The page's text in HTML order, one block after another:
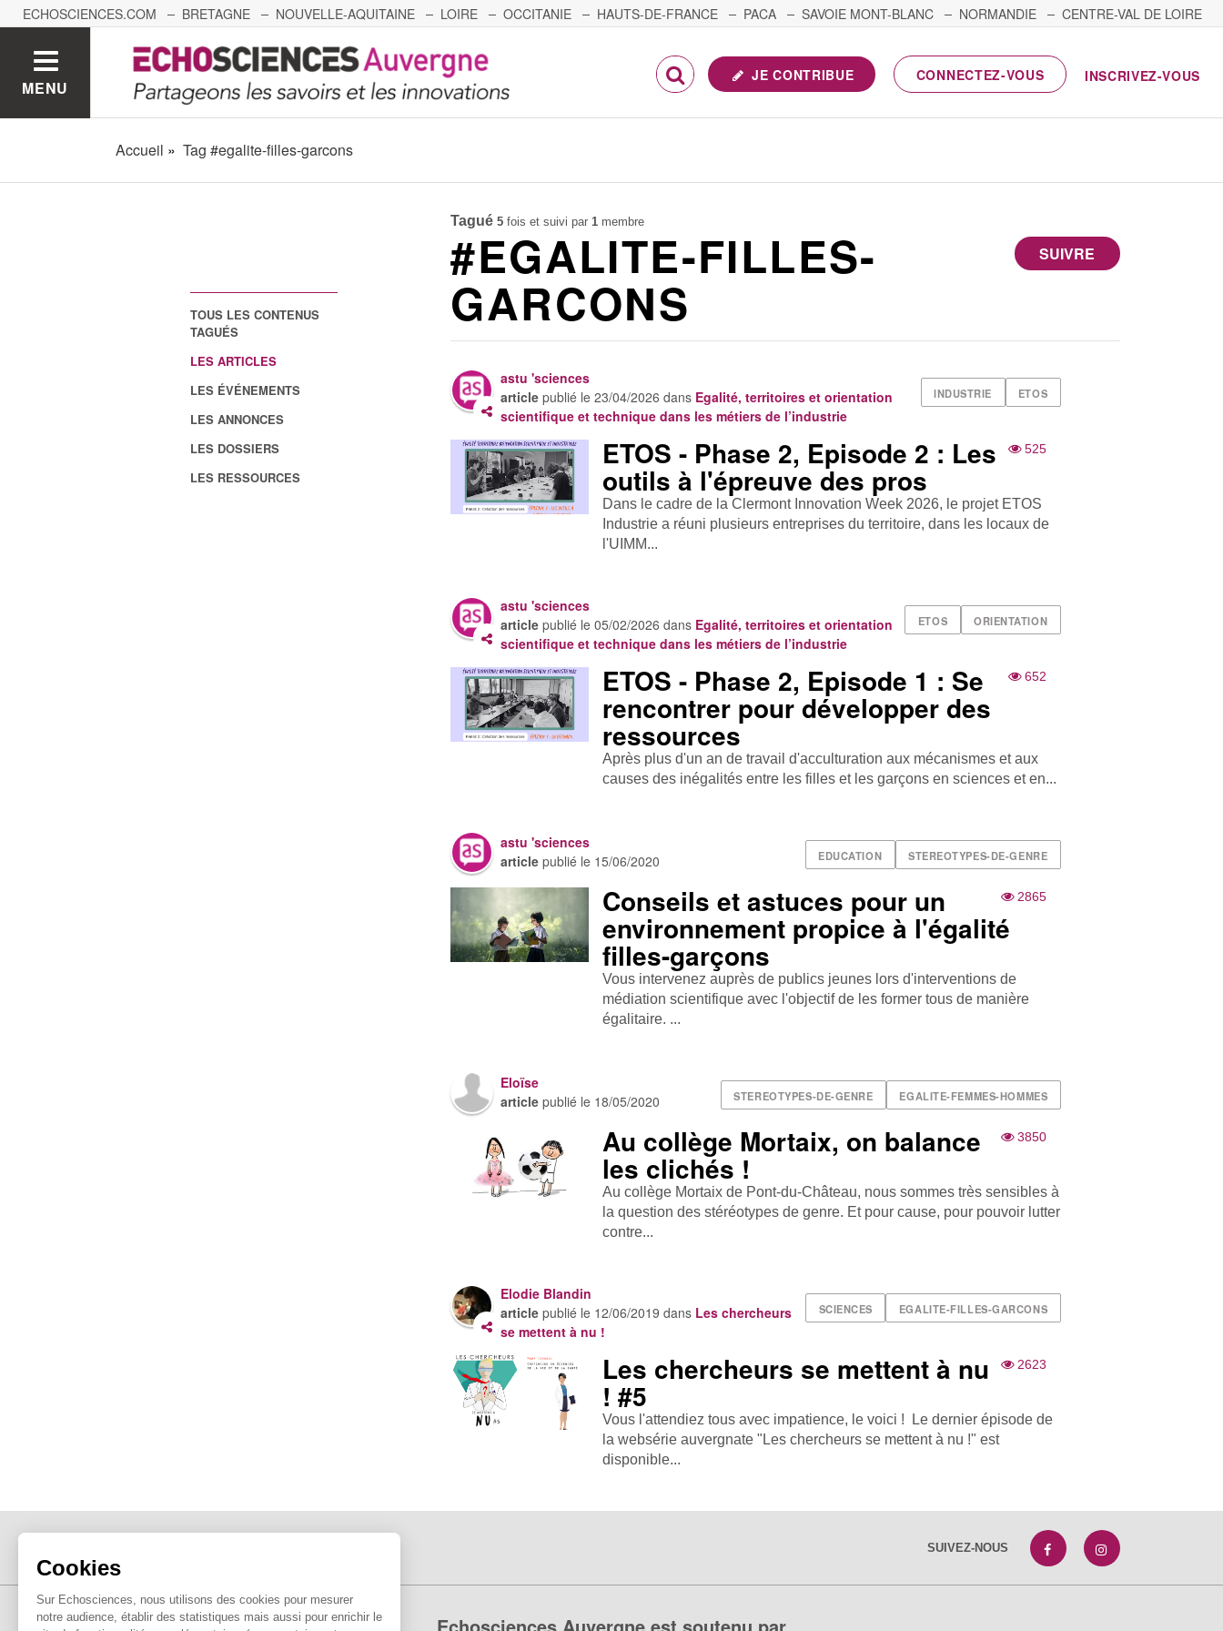
Cookies
Sur Echosciences, nous utilisons des cookies pour mesurer
notre audience, établir des statistiques mais aussi pour enrichir le
ECHOSCIENCES.COM BRETAGNE NOUVELLE-AQUITAINE LOIRE OCCITANIE HAUTS-DE-FRANCE PACA SAVOIE MONT-BLANC NORMANDIE
CENTRE-VAL DE LOIRE
GRENOBLE GRAND EST BOURGOGNE-FRANCHE-COMTÉ
MENU
JE CONTRIBUE CONNECTEZ-VOUS INSCRIVEZ-VOUS
Accueil Tag #egalite-filles-garcons
TOUS LES CONTENUS
TAGUÉS
LES ARTICLES
LES ÉVÉNEMENTS
LES ANNONCES
LES DOSSIERS
LES RESSOURCES
Tagué 5 fois et suivi par1 membre
SUIVRE
#EGALITE-FILLES-
GARCONS
INDUSTRIE ETOS
astu 'sciences
article publié le23/04/2026 dans Egalité, territoires et orientation
scientifique et technique dans les métiers de l’industrie
525
ETOS - Phase 2, Episode 2 : Les
outils à l'épreuve des pros
Dans le cadre de la Clermont Innovation Week 2026, le projet ETOS
Industrie a réuni plusieurs entreprises du territoire, dans les locaux de
l'UIMM...
ETOS ORIENTATION
astu 'sciences
article publié le05/02/2026 dans Egalité, territoires et orientation
scientifique et technique dans les métiers de l’industrie
652
ETOS - Phase 2, Episode 1 : Se
rencontrer pour développer des
ressources
Après plus d'un an de travail d'acculturation aux mécanismes et aux
causes des inégalités entre les filles et les garçons en sciences et en...
EDUCATION STEREOTYPES-DE-GENRE
astu 'sciences
article publié le 15/06/2020
2865
Conseils et astuces pour un
environnement propice à l'égalité
filles-garçons
Vous intervenez auprès de publics jeunes lors d'interventions de
médiation scientifique avec l'objectif de les former tous de manière
égalitaire. ...
STEREOTYPES-DE-GENRE EGALITE-FEMMES-HOMMES
Eloïse
article publié le 18/05/2020
3850
Au collège Mortaix, on balance
les clichés !
Au collège Mortaix de Pont-du-Château, nous sommes très sensibles à
la question des stéréotypes de genre. Et pour cause, pour pouvoir lutter
contre...
SCIENCES EGALITE-FILLES-GARCONS
Elodie Blandin
article publié le 12/06/2019 dans Les chercheurs
se mettent à nu !
2623
Les chercheurs se mettent à nu
! #5
Vous l'attendiez tous avec impatience, le voici ! Le dernier épisode de
la websérie auvergnate "Les chercheurs se mettent à nu !" est
disponible...
SUIVEZ-NOUS